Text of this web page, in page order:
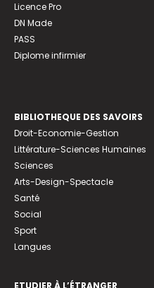
Licence Pro
DN Made
PASS
Diplome infirmier
BIBLIOTHEQUE DES SAVOIRS
Droit-Economie-Gestion
Littérature-Sciences Humaines
Sciences
Arts-Design-Spectacle
Santé
Social
Sport
Langues